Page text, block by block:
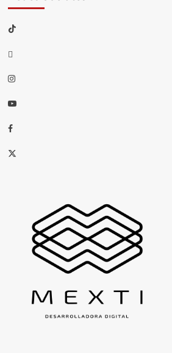
TikTok
threads
Instagram
Youtube
Facebook
X